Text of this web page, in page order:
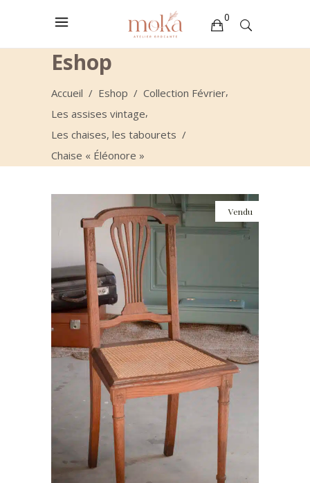
0
Votre sélection est vide
Eshop
Accueil / Eshop / Collection Février,
Les assises vintage,
Les chaises, les tabourets /
Chaise « Éléonore »
Vendu